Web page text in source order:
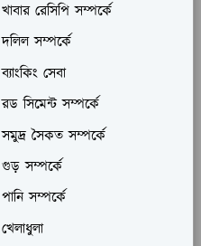
খাবার রেসিপি সম্পর্কে
দলিল সম্পর্কে
ব্যাংকিং সেবা
রড সিমেন্ট সম্পর্কে
সমুদ্র সৈকত সম্পর্কে
গুড় সম্পর্কে
পানি সম্পর্কে
খেলাধুলা